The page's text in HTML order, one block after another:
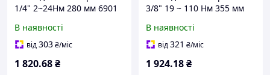
1/4" 2~24Hм 280 мм 6901
В наявності
від303₴/міс
1 820.68₴
3/8" 19 ~ 110 Нм 355 мм
В наявності
від321 ₴/міс
1 924.18₴